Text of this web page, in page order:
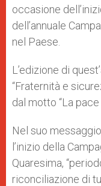
occasione
dell’annuale
nel Paese.
L’edizione di
“Fraternità e
dal motto “La
Nel suo
l’inizio della
Quaresima,
riconciliazione di